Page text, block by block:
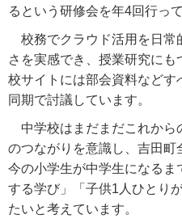
るという研修会を年4回行っ
校務でクラウド活用を日常
さを実感でき、授業研究に
校サイトには部会資料など
同期で討議しています。
中学校はまだまだこれから
のつながりを意識し、吉田町
今の小学生が中学生になる
する学び」「子供1 人ひとり
たいと考えています。